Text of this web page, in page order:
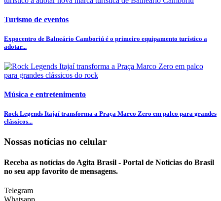
Turismo de eventos
Expocentro de Balneário Camboriú é o primeiro equipamento turístico a
adotar...
Música e entretenimento
Rock Legends Itajaí transforma a Praça Marco Zero em palco para grandes
clássicos...
Nossas notícias no celular
Receba as notícias do Agita Brasil - Portal de Noticias do Brasil
no seu app favorito de mensagens.
Telegram
Whatsapp